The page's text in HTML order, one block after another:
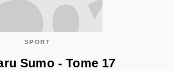
SPORT
Sumo - Tome 17